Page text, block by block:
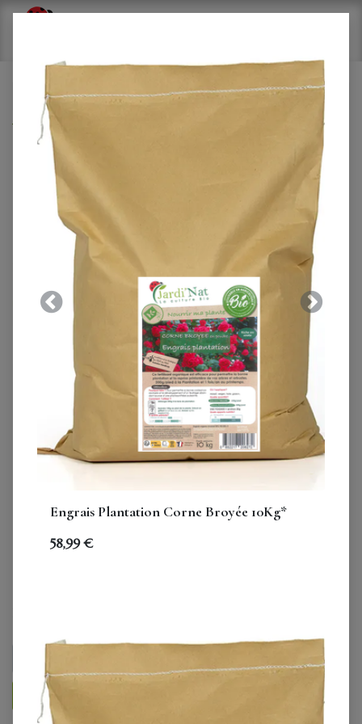
Tous les produits
Carton : Activateur de compost 500g* (15 unités)
Carton : Activateur de
AJOUTER AU PANIER ENTRETIEN ACHETER
Engrais Plantation Corne Broyée 10Kg*
58,99€
Précedent Suivant